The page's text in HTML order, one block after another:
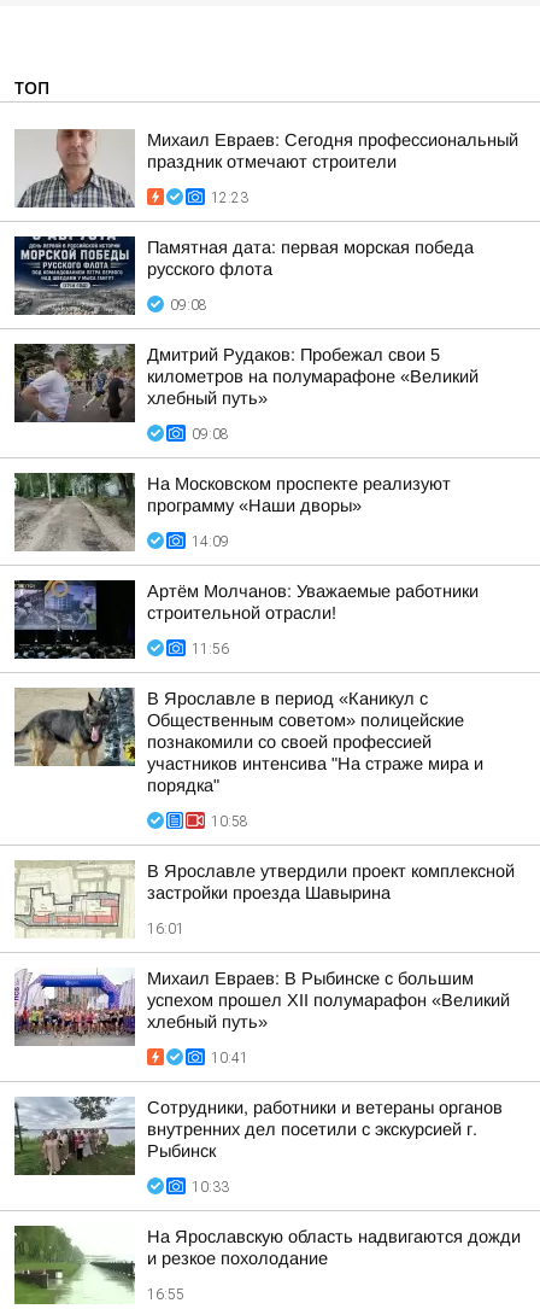
ТОП
Михаил Евраев: Сегодня профессиональный
праздник отмечают строители
12:23
Памятная дата: первая морская победа
русского флота
09:08
Дмитрий Рудаков: Пробежал свои 5
километров на полумарафоне «Великий
хлебный путь»
09:08
На Московском проспекте реализуют
программу «Наши дворы»
14:09
Артём Молчанов: Уважаемые работники
строительной отрасли!
11:56
В Ярославле в период «Каникул с
Общественным советом» полицейские
познакомили со своей профессией
участников интенсива "На страже мира и
порядка"
10:58
В Ярославле утвердили проект комплексной
застройки проезда Шавырина
16:01
Михаил Евраев: В Рыбинске с большим
успехом прошел XII полумарафон «Великий
хлебный путь»
10:41
Сотрудники, работники и ветераны органов
внутренних дел посетили с экскурсией г.
Рыбинск
10:33
На Ярославскую область надвигаются дожди
и резкое похолодание
16:55